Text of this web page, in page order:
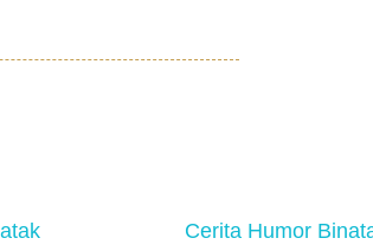
Cerita Humor